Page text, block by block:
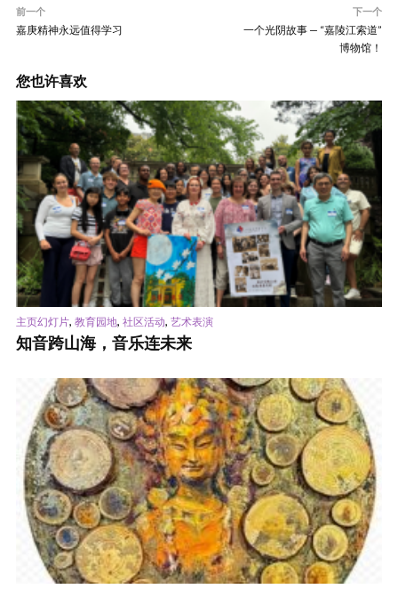
前一个
嘉庚精神永远值得学习
下一个
一个光阴故事 — “嘉陵江索道”
博物馆！
您也许喜欢
主页幻灯片, 教育园地, 社区活动, 艺术表演
知音跨山海，音乐连未来